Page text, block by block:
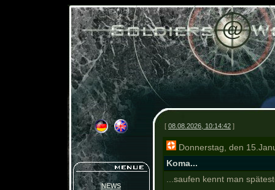
[ 08.08.2026, 10:14:42 ]
NEWS
Donnerstag, den
Koma...
...saufen kennt man